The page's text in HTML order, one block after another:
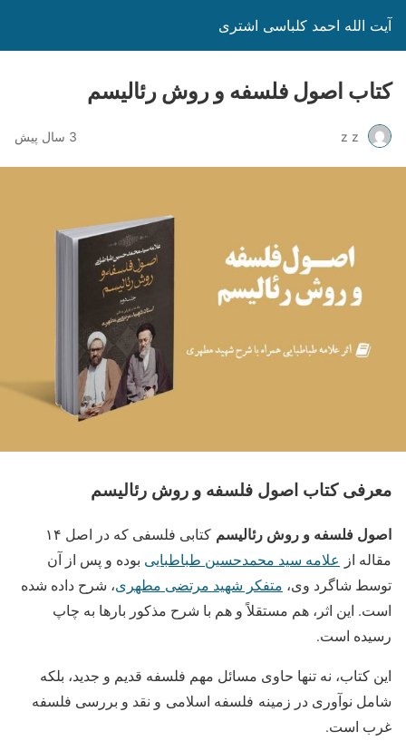
آیت الله احمد کلباسی اشتری
کتاب اصول فلسفه و روش رئالیسم
z z 3 سال پیش
معرفی کتاب اصول فلسفه و روش رئالیسم
اصول فلسفه و روش رئالیسم
کتابی فلسفی که در اصل ۱۴
مقاله از علامه سید محمدحسین طباطبایی بوده و پس از آن
توسط شاگرد وی، متفکر شهید مرتضی مطهری، شرح داده شده
است. این اثر، هم مستقلاً و هم با شرح مذکور بارها به چاپ
رسیده است.
این کتاب، نه تنها حاوی مسائل مهم فلسفه قدیم و جدید، بلکه
شامل نوآوری‌ در زمینه فلسفه اسلامی و نقد و بررسی فلسفه
غرب است.